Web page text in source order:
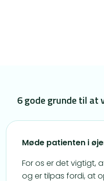
6 gode grunde til at
Møde patienten i
For os er det vigtigt,
og er tilpas fordi, at